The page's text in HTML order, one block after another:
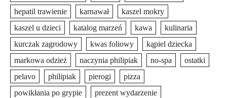
hepatil trawienie
karnawał
kaszel mokry
kaszel u dzieci
katalog marzeń kawa
kulinaria
kurczak zagrodowy
kwas foliowy
kąpiel dziecka
markowa odzież
naczynia philipiak no-spa
ostatki
pelavo
philipiak pierogi
pizza
powikłania po grypie
prezent wydarzenie